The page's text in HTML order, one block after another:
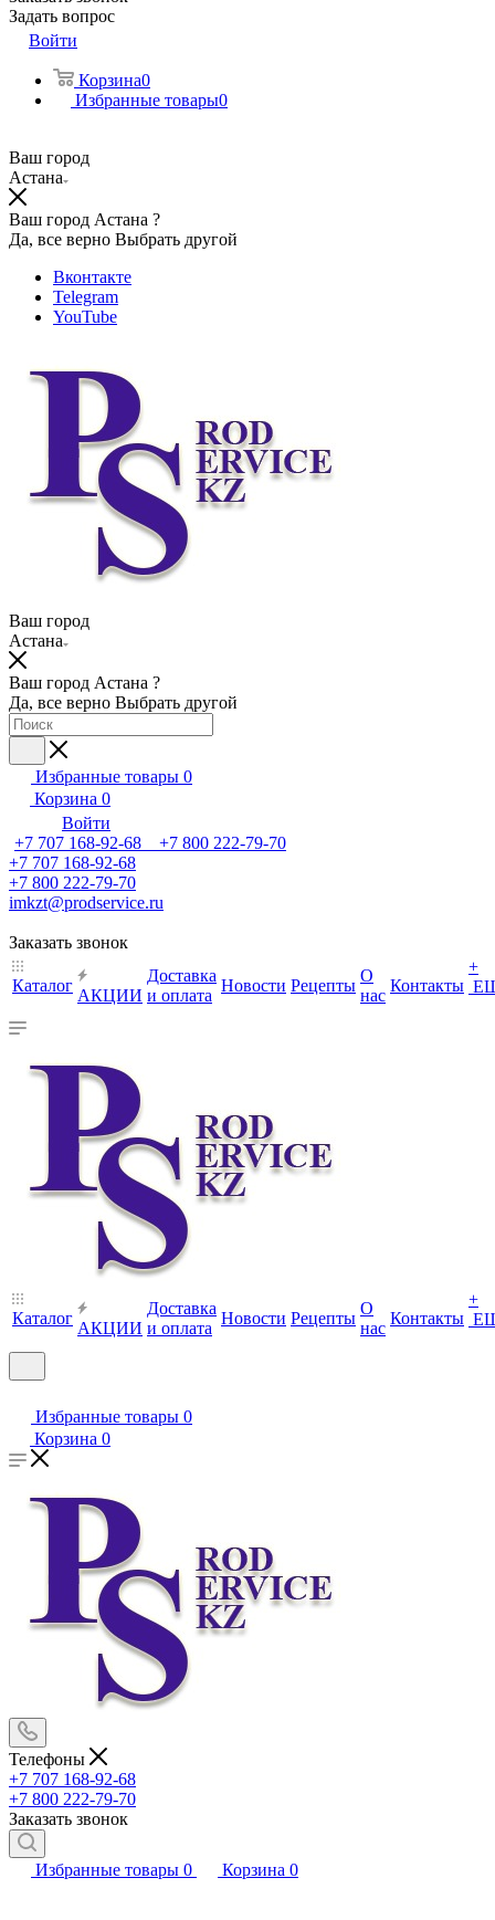
Задать вопрос
Войти
Корзина0
Избранные товары0
Ваш город
Астана
Ваш город Астана ?
Да, все верно Выбрать другой
Вконтакте
Telegram
YouTube
Ваш город
Астана
Ваш город Астана ?
Да, все верно Выбрать другой
Избранные товары 0
Корзина 0
Войти
+7 707 168-92-68 +7 800 222-79-70
+7 707 168-92-68
+7 800 222-79-70
imkzt@prodservice.ru
Заказать звонок
Каталог
АКЦИИ
Доставка
и оплата
Новости Рецепты
О
нас
Контакты
+
Каталог
АКЦИИ
Доставка
и оплата
Новости Рецепты
О
нас
Контакты
+
Избранные товары 0
Корзина 0
Телефоны
+7 707 168-92-68
+7 800 222-79-70
Заказать звонок
Избранные товары 0 Корзина 0